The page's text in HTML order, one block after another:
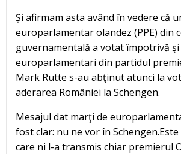
Și afirmam asta având în vedere că
europarlamentar olandez (PPE) din
guvernamentală a votat împotrivă
europarlamentari din partidul
Mark Rutte s-au abţinut atunci la
aderarea României la Schengen.
Mesajul dat marţi de
fost clar: nu ne vor în Schengen.Este
care ni l-a transmis chiar premierul